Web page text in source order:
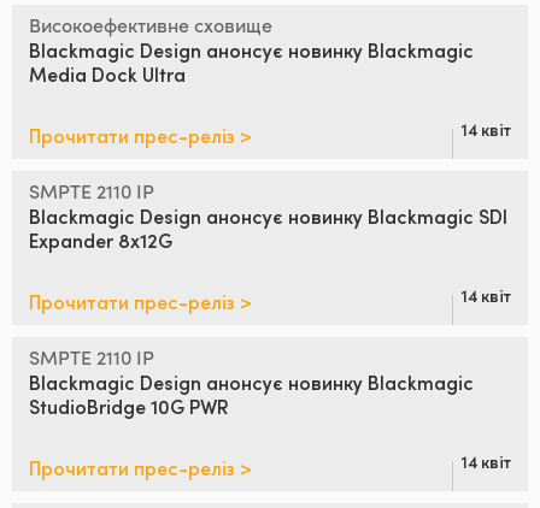
Високоефективне сховище
Blackmagic Design анонсує новинку Blackmagic
Media Dock Ultra
Прочитати прес-реліз > 14 квіт
SMPTE 2110 IP
Blackmagic Design анонсує новинку Blackmagic SDI
Expander 8x12G
Прочитати прес-реліз > 14 квіт
SMPTE 2110 IP
Blackmagic Design анонсує новинку Blackmagic
StudioBridge 10G PWR
Прочитати прес-реліз > 14 квіт